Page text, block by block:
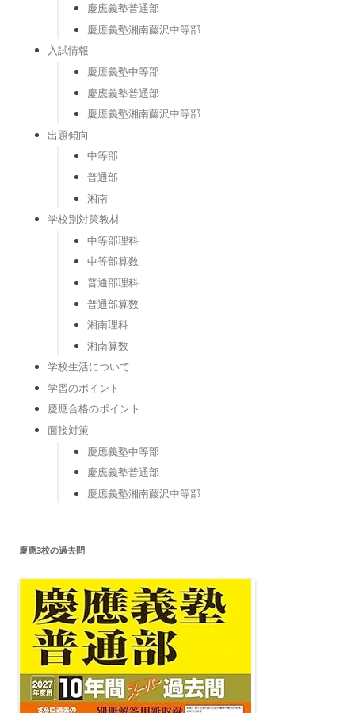
慶應義塾普通部
慶應義塾湘南藤沢中等部
入試情報
慶應義塾中等部
慶應義塾普通部
慶應義塾湘南藤沢中等部
出題傾向
中等部
普通部
湘南
学校別対策教材
中等部理科
中等部算数
普通部理科
普通部算数
湘南理科
湘南算数
学校生活について
学習のポイント
慶應合格のポイント
面接対策
慶應義塾中等部
慶應義塾普通部
慶應義塾湘南藤沢中等部
慶應3校の過去問